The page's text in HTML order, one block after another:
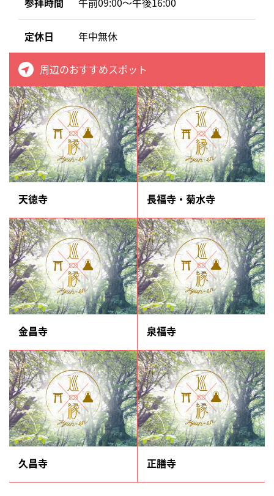
定休日 年中無休
周辺のおすすめスポット
天徳寺 長福寺・菊水寺
金昌寺 泉福寺
久昌寺 正膳寺